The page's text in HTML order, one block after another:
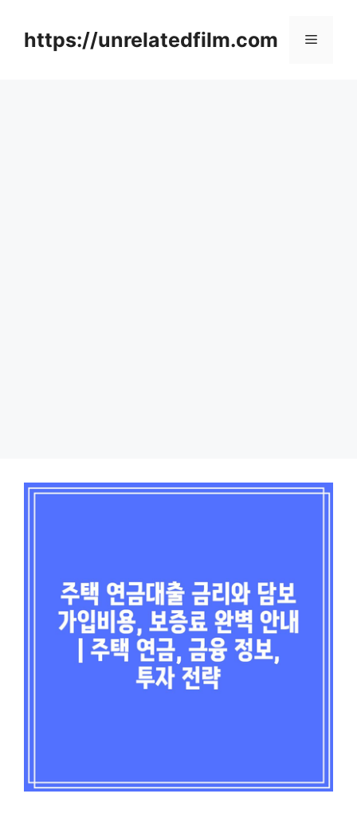
contenthttps://unrelatedfilm.com Menu